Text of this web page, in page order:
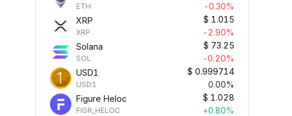
ETH
-0.30%
XRP
XRP
$ 1.015
-2.90%
Solana
SOL
$ 73.25
-0.20%
USD1
USD1
$ 0.999714
0.00%
Figure Heloc
FIGR_HELOC
$ 1.028
+0.80%